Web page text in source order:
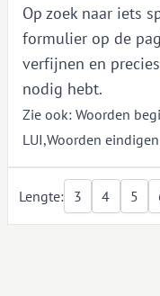
Op zoek naar iets
formulier op de
verfijnen en
nodig hebt.
Zie ook: Woorden
LUI,Woorden
Lengte: 3 4 5